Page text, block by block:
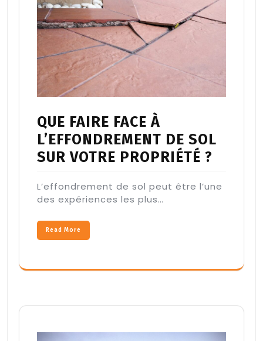
QUE FAIRE FACE À
L’EFFONDREMENT DE SOL
SUR VOTRE PROPRIÉTÉ ?
L’effondrement de sol peut être l’une
des expériences les plus…
Read More